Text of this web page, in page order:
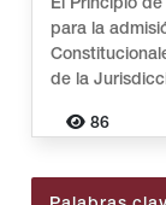
El Principio
para la
de la
86